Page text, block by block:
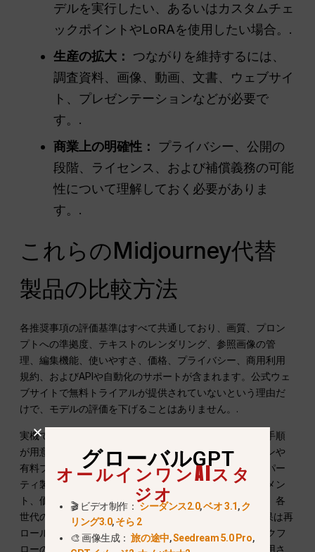
デルを実行したい、あるいはカスタムチェ
ックポイントやLoRAを使用したい場合。.
生産の拡大：
つながりを維持するには、
調査資料、画像、動画、文書、ウェブサイ
ト、プレゼンテーションなどが必要で
す。.
商業上の明確性：
プライバシー、公開の
段階、ライセンス、および補償義務の可能
性について理解しておく必要がありま
す。.
これらのMidjourney代替
製品の比較方法
各推奨事項の評価基準はすべて共通しており、画質、プロン
プトへの準拠度、テキストのレンダリング、参照画像の管
理、編集機能、使いやすさ、価格、プライバシー、商用利用
規約、およびAPIや自動化のサポートが含まれます。公式ウェ
ブサイトで無料トライアルが提供されていないという理由だ
けで、モデルの評価を下げることはありません。.
実機でのテスト結果は、製品に利用可能な公式のテスト手順
が用意されている場合にのみ掲載されています。ログインや
有料プランの登録が必要な場合、評価は未確認のサードパー
ティ製デモではなく、公式のインターフェース、ドキュメン
ト、価格ページ、および利用規約に基づいて行われます。各
世代のテストでは、最初の有効な出力
; 外観に関する結果は再
ロールされませんでした。GlobalGPTについては、ワークフ
ローの証拠として『Codex』およびGlobalGPT CLIが使用さ
グローバルGPT
オールインワンAIスタ
ジオ
🎬 ビデオ制作：シーダンス2.0,ベオ 3.1,ク
リング3.0,そら 2
🎨 画像生成：旅の途中,Seedream 5.0 Pro,